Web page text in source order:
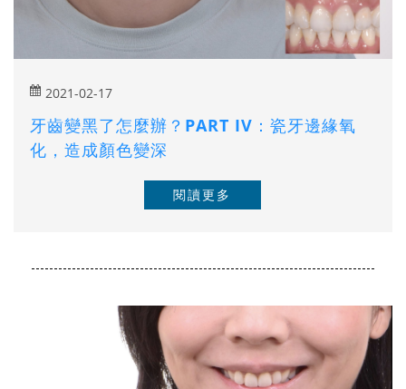
2021-02-17
牙齒變黑了怎麼辦？PART IV：瓷牙邊緣氧
化，造成顏色變深
閱讀更多